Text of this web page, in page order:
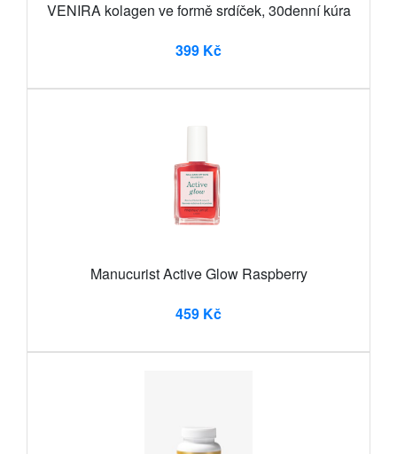
VENIRA kolagen ve formě srdíček, 30denní kúra
399 Kč
Manucurist Active Glow Raspberry
459 Kč